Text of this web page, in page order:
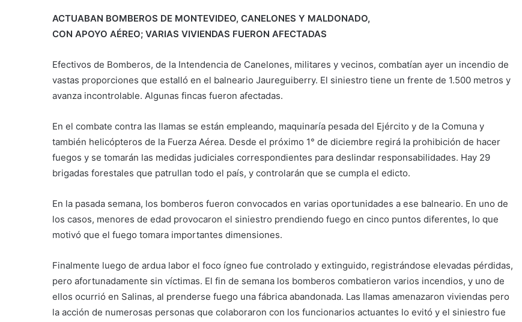
ACTUABAN BOMBEROS DE MONTEVIDEO, CANELONES Y MALDONADO,
CON APOYO AÉREO; VARIAS VIVIENDAS FUERON AFECTADAS
Efectivos de Bomberos, de la Intendencia de Canelones, militares y vecinos, combatían ayer un incendio de
vastas proporciones que estalló en el balneario Jaureguiberry. El siniestro tiene un frente de 1.500 metros y
avanza incontrolable. Algunas fincas fueron afectadas.
En el combate contra las llamas se están empleando, maquinaría pesada del Ejército y de la Comuna y
también helicópteros de la Fuerza Aérea. Desde el próximo 1° de diciembre regirá la prohibición de hacer
fuegos y se tomarán las medidas judiciales correspondientes para deslindar responsabilidades. Hay 29
brigadas forestales que patrullan todo el país, y controlarán que se cumpla el edicto.
En la pasada semana, los bomberos fueron convocados en varias oportunidades a ese balneario. En uno de
los casos, menores de edad provocaron el siniestro prendiendo fuego en cinco puntos diferentes, lo que
motivó que el fuego tomara importantes dimensiones.
Finalmente luego de ardua labor el foco ígneo fue controlado y extinguido, registrándose elevadas pérdidas,
pero afortunadamente sin víctimas. El fin de semana los bomberos combatieron varios incendios, y uno de
ellos ocurrió en Salinas, al prenderse fuego una fábrica abandonada. Las llamas amenazaron viviendas pero
la acción de numerosas personas que colaboraron con los funcionarios actuantes lo evitó y el siniestro fue